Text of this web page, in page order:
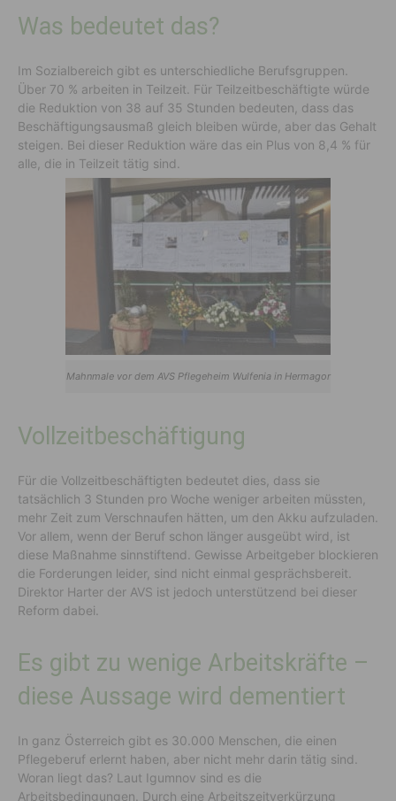
Was bedeutet das?
Im Sozialbereich gibt es unterschiedliche Berufsgruppen.
Über 70 % arbeiten in Teilzeit. Für Teilzeitbeschäftigte würde
die Reduktion von 38 auf 35 Stunden bedeuten, dass das
Beschäftigungsausmaß gleich bleiben würde, aber das Gehalt
steigen. Bei dieser Reduktion wäre das ein Plus von 8,4 % für
alle, die in Teilzeit tätig sind.
Mahnmale vor dem AVS Pflegeheim Wulfenia in Hermagor
Vollzeitbeschäftigung
Für die Vollzeitbeschäftigten bedeutet dies, dass sie
tatsächlich 3 Stunden pro Woche weniger arbeiten müssten,
mehr Zeit zum Verschnaufen hätten, um den Akku aufzuladen.
Vor allem, wenn der Beruf schon länger ausgeübt wird, ist
diese Maßnahme sinnstiftend. Gewisse Arbeitgeber blockieren
die Forderungen leider, sind nicht einmal gesprächsbereit.
Direktor Harter der AVS ist jedoch unterstützend bei dieser
Reform dabei.
Es gibt zu wenige Arbeitskräfte –
diese Aussage wird dementiert
In ganz Österreich gibt es 30.000 Menschen, die einen
Pflegeberuf erlernt haben, aber nicht mehr darin tätig sind.
Woran liegt das? Laut Igumnov sind es die
Arbeitsbedingungen. Durch eine Arbeitszeitverkürzung